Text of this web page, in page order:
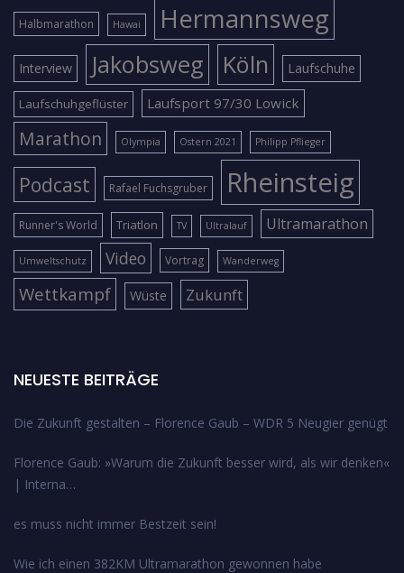
Halbmarathon Hawai Hermannsweg
Interview Jakobsweg Köln Laufschuhe
Laufschuhgeflüster Laufsport 97/30 Lowick
Marathon Olympia Ostern 2021 Philipp Pflieger
Podcast Rafael Fuchsgruber Rheinsteig
Runner's World Triatlon TV Ultralauf Ultramarathon
Umweltschutz Video Vortrag Wanderweg
Wettkampf Wüste Zukunft
NEUESTE BEITRÄGE
Die Zukunft gestalten – Florence Gaub – WDR 5 Neugier genügt
Florence Gaub: »Warum die Zukunft besser wird, als wir denken«
| Interna…
es muss nicht immer Bestzeit sein!
Wie ich einen 382KM Ultramarathon gewonnen habe